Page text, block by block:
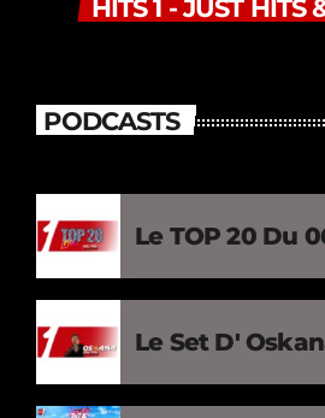
HITS 1 - JUST HITS
PODCASTS
Le TOP 20 Du
Le Set D'